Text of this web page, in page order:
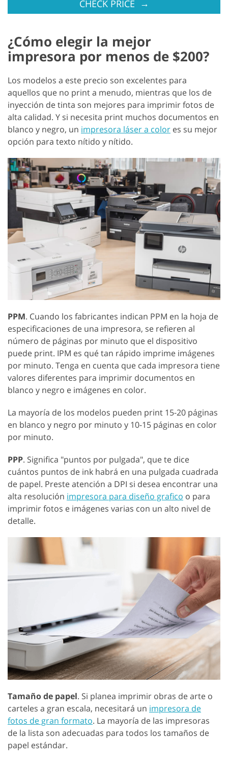
CHECK PRICE →
¿Cómo elegir la mejor
impresora por menos de $200?
Los modelos a este precio son excelentes para
aquellos que no print a menudo, mientras que los de
inyección de tinta son mejores para imprimir fotos de
alta calidad. Y si necesita print muchos documentos en
blanco y negro, un impresora láser a color es su mejor
opción para texto nítido y nítido.
PPM. Cuando los fabricantes indican PPM en la hoja de
especificaciones de una impresora, se refieren al
número de páginas por minuto que el dispositivo
puede print. IPM es qué tan rápido imprime imágenes
por minuto. Tenga en cuenta que cada impresora tiene
valores diferentes para imprimir documentos en
blanco y negro e imágenes en color.
La mayoría de los modelos pueden print 15-20 páginas
en blanco y negro por minuto y 10-15 páginas en color
por minuto.
PPP. Significa "puntos por pulgada", que te dice
cuántos puntos de ink habrá en una pulgada cuadrada
de papel. Preste atención a DPI si desea encontrar una
alta resolución impresora para diseño grafico o para
imprimir fotos e imágenes varias con un alto nivel de
detalle.
Tamaño de papel. Si planea imprimir obras de arte o
carteles a gran escala, necesitará un impresora de
fotos de gran formato. La mayoría de las impresoras
de la lista son adecuadas para todos los tamaños de
papel estándar.